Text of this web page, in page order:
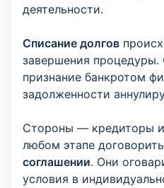
деятельности.
Списание долгов
завершения процедуры.
признание банкротом
задолженности
Стороны — кредиторы
любом этапе
соглашении. Они
условия в